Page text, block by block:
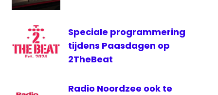
streekomroep
Speciale programmering
tijdens Paasdagen op
2TheBeat
Radio Noordzee ook te